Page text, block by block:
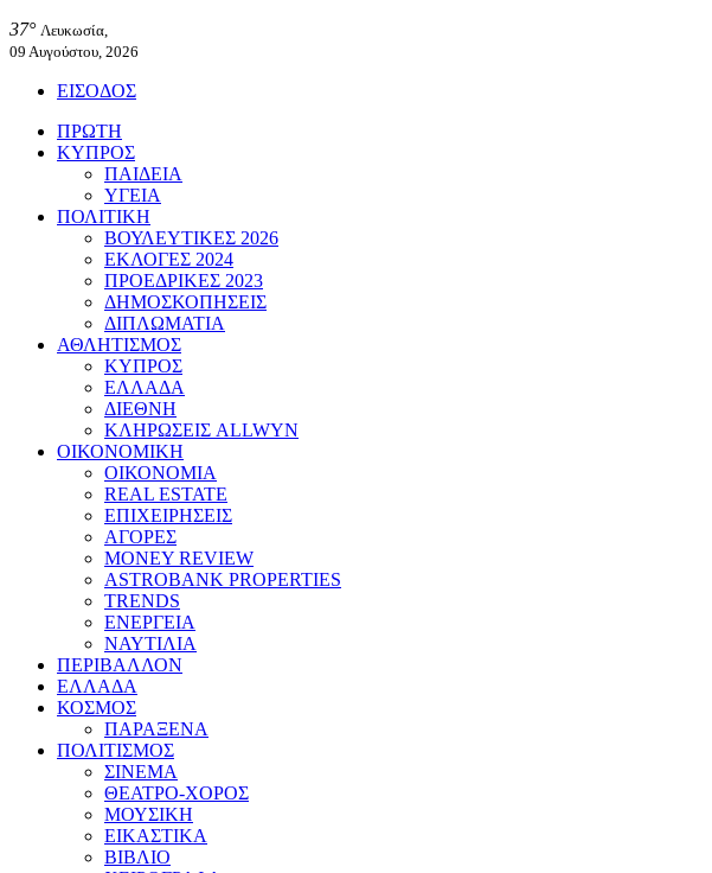
37° Λευκωσία,
09 Αυγούστου, 2026
ΕΙΣΟΔΟΣ
ΠΡΩΤΗ
ΚΥΠΡΟΣ
ΠΑΙΔΕΙΑ
ΥΓΕΙΑ
ΠΟΛΙΤΙΚΗ
ΒΟΥΛΕΥΤΙΚΕΣ 2026
ΕΚΛΟΓΕΣ 2024
ΠΡΟΕΔΡΙΚΕΣ 2023
ΔΗΜΟΣΚΟΠΗΣΕΙΣ
ΔΙΠΛΩΜΑΤΙΑ
ΑΘΛΗΤΙΣΜΟΣ
ΚΥΠΡΟΣ
ΕΛΛΑΔΑ
ΔΙΕΘΝΗ
ΚΛΗΡΩΣΕΙΣ ALLWYN
ΟΙΚΟΝΟΜΙΚΗ
ΟΙΚΟΝΟΜΙΑ
REAL ESTATE
ΕΠΙΧΕΙΡΗΣΕΙΣ
ΑΓΟΡΕΣ
MONEY REVIEW
ASTROBANK PROPERTIES
TRENDS
ΕΝΕΡΓΕΙΑ
ΝΑΥΤΙΛΙΑ
ΠΕΡΙΒΑΛΛΟΝ
ΕΛΛΑΔΑ
ΚΟΣΜΟΣ
ΠΑΡΑΞΕΝΑ
ΠΟΛΙΤΙΣΜΟΣ
ΣΙΝΕΜΑ
ΘΕΑΤΡΟ-ΧΟΡΟΣ
ΜΟΥΣΙΚΗ
ΕΙΚΑΣΤΙΚΑ
ΒΙΒΛΙΟ